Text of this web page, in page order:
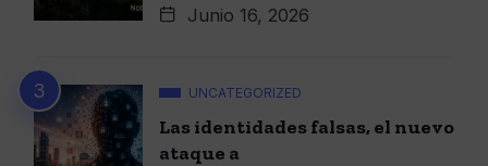
Junio 16, 2026
UNCATEGORIZED
Las identidades falsas, el nuevo
ataque a